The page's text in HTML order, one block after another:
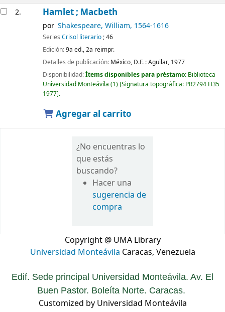
2. Hamlet ; Macbeth
por Shakespeare, William, 1564-1616
Series Crisol literario; 46
Edición:9a ed., 2a reimpr.
Detalles de publicación: México, D.F. :Aguilar, 1977
Disponibilidad:Ítems disponibles para préstamo: Biblioteca
Universidad Monteávila (1) Signatura topográfica: PR2794 H35
1977 .
Agregar al carrito
¿No encuentras lo
que estás
buscando?
Hacer una
sugerencia de
compra
Copyright @ UMA Library
Universidad Monteávila Caracas, Venezuela
Edif. Sede principal Universidad Monteávila. Av. El
Buen Pastor. Boleíta Norte. Caracas.
Customized by Universidad Monteávila